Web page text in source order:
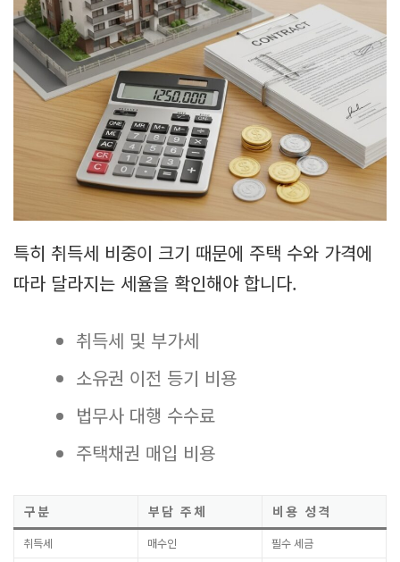
특히 취득세 비중이 크기 때문에 주택 수와 가격에
따라 달라지는 세율을 확인해야 합니다.
취득세 및 부가세
소유권 이전 등기 비용
법무사 대행 수수료
주택채권 매입 비용
구분 부담 주체 비용 성격
취득세 매수인
필수 세금